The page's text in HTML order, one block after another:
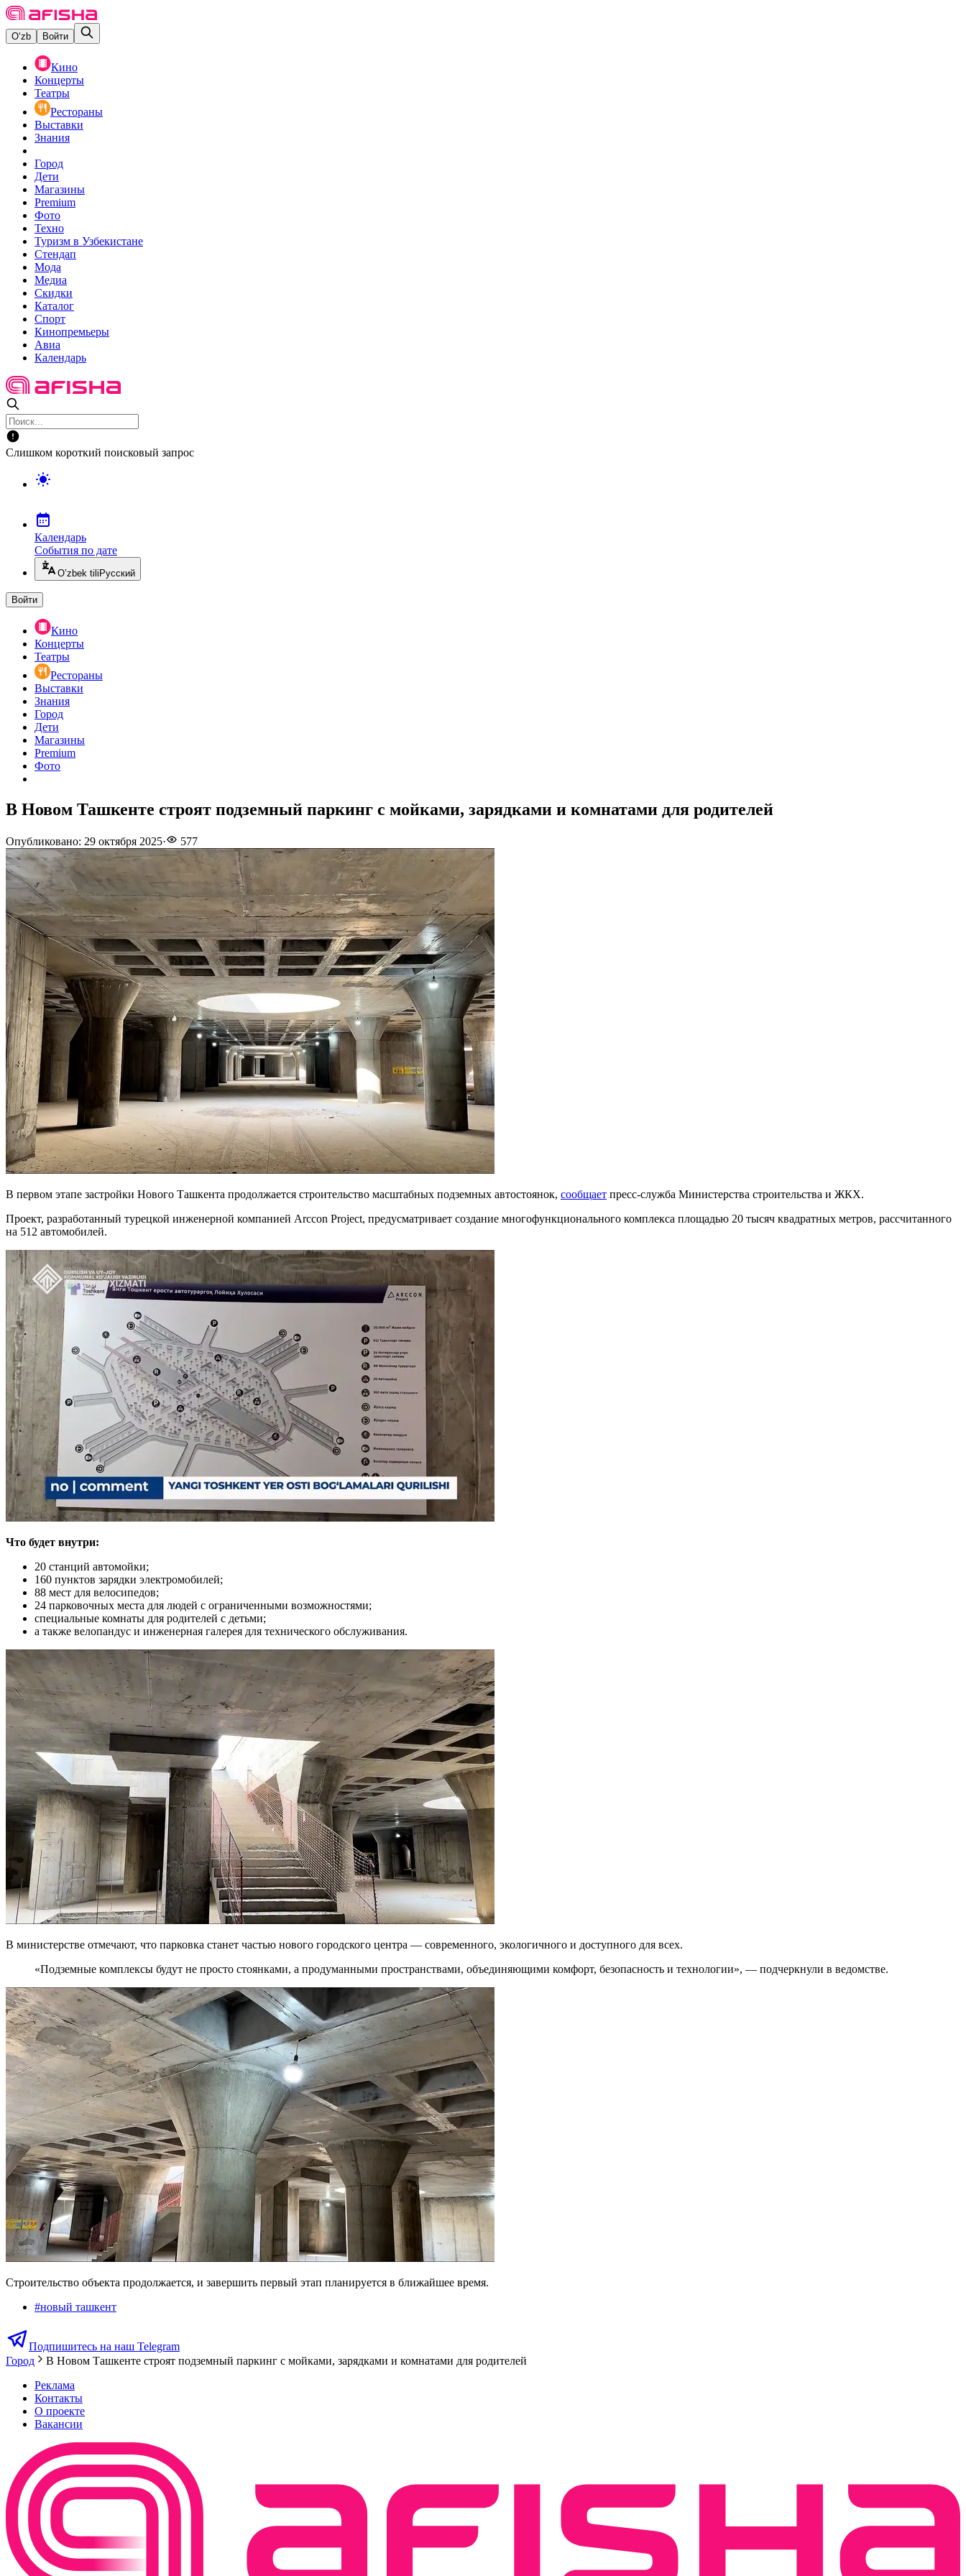
O‘zb Войти
Кино
Концерты
Театры
Рестораны
Выставки
Знания
Город
Дети
Магазины
Premium
Фото
Техно
Туризм в Узбекистане
Стендап
Мода
Медиа
Скидки
Каталог
Спорт
Кинопремьеры
Авиа
Календарь
Слишком короткий поисковый запрос
Календарь
События по дате
O’zbek tili Русский
Войти
Кино
Концерты
Театры
Рестораны
Выставки
Знания
Город
Дети
Магазины
Premium
Фото
В Новом Ташкенте строят подземный паркинг с мойками, зарядками и комнатами для родителей
Опубликовано: 29 октября 2025· 577
В первом этапе застройки Нового Ташкента продолжается строительство масштабных подземных автостоянок, сообщает пресс-служба Министерства строительства и ЖКХ.
Проект, разработанный турецкой инженерной компанией Arccon Project, предусматривает создание многофункционального комплекса площадью 20 тысяч квадратных метров, рассчитанного
на 512 автомобилей.
Что будет внутри:
20 станций автомойки;
160 пунктов зарядки электромобилей;
88 мест для велосипедов;
24 парковочных места для людей с ограниченными возможностями;
специальные комнаты для родителей с детьми;
а также велопандус и инженерная галерея для технического обслуживания.
В министерстве отмечают, что парковка станет частью нового городского центра — современного, экологичного и доступного для всех.
«Подземные комплексы будут не просто стоянками, а продуманными пространствами, объединяющими комфорт, безопасность и технологии», — подчеркнули в ведомстве.
Строительство объекта продолжается, и завершить первый этап планируется в ближайшее время.
#новый ташкент
Подпишитесь на наш Telegram
Город
В Новом Ташкенте строят подземный паркинг с мойками, зарядками и комнатами для родителей
Реклама
Контакты
О проекте
Вакансии